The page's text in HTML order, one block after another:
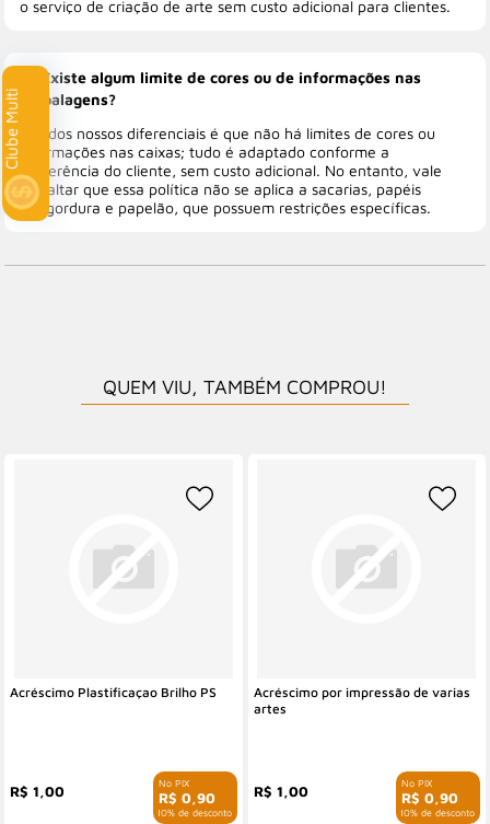
o serviço de criação de arte sem custo adicional para clientes.
Existe algum limite de cores ou de informações nas
embalagens?
Um dos nossos diferenciais é que não há limites de cores ou
informações nas caixas; tudo é adaptado conforme a
preferência do cliente, sem custo adicional. No entanto, vale
ressaltar que essa política não se aplica a sacarias, papéis
antigordura e papelão, que possuem restrições específicas.
QUEM VIU, TAMBÉM COMPROU!
Acréscimo Plastificaçao Brilho PS
R$ 0,90
com 10% de desconto
R$ 1,00
Acréscimo por impressão de varias
artes
R$ 0,90
com 10% de desconto
R$ 1,00
Clube Multi